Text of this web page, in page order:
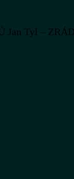
Jan Tyl –